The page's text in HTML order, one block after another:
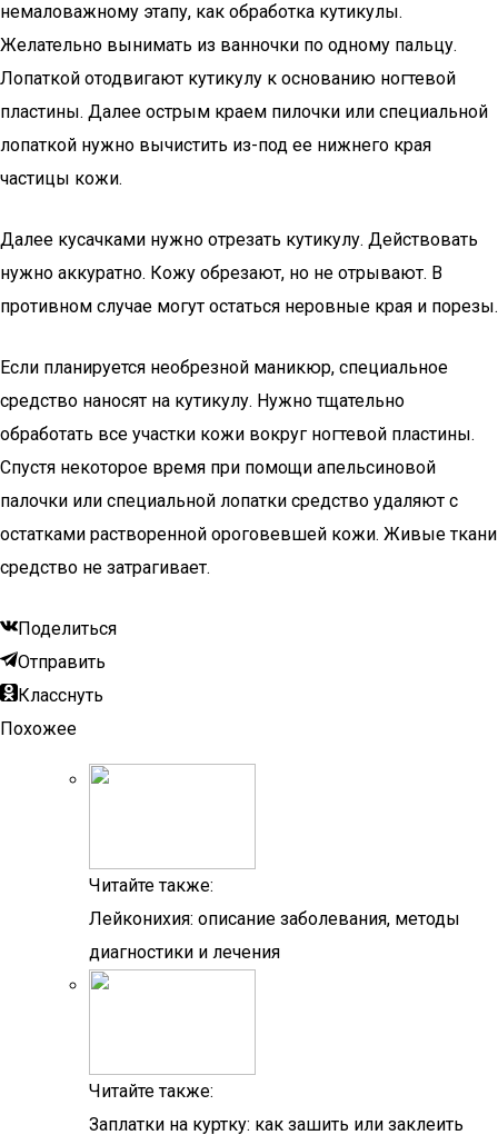
немаловажному этапу, как обработка кутикулы.
Желательно вынимать из ванночки по одному пальцу.
Лопаткой отодвигают кутикулу к основанию ногтевой
пластины. Далее острым краем пилочки или специальной
лопаткой нужно вычистить из-под ее нижнего края
частицы кожи.
Далее кусачками нужно отрезать кутикулу. Действовать
нужно аккуратно. Кожу обрезают, но не отрывают. В
противном случае могут остаться неровные края и порезы.
Если планируется необрезной маникюр, специальное
средство наносят на кутикулу. Нужно тщательно
обработать все участки кожи вокруг ногтевой пластины.
Спустя некоторое время при помощи апельсиновой
палочки или специальной лопатки средство удаляют с
остатками растворенной ороговевшей кожи. Живые ткани
средство не затрагивает.
Поделиться
Отправить
Класснуть
Похожее
Читайте также:
Лейконихия: описание заболевания, методы
диагностики и лечения
Читайте также:
Заплатки на куртку: как зашить или заклеить